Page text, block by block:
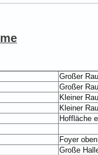
Großer
Großer
Kleiner
Kleiner
Hoffläche
Foyer oben
Große